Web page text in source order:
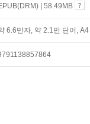
| 58.49MB
6.6만자, 약 2.1만 단어,